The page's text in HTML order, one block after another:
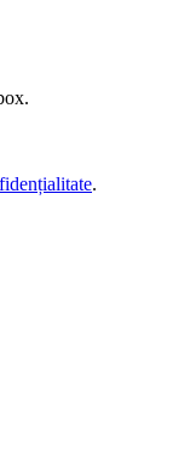
.